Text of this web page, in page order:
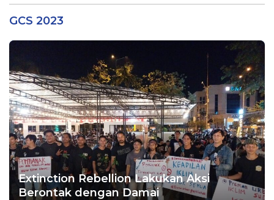
GCS 2023
Extinction Rebellion Lakukan Aksi
Berontak dengan Damai